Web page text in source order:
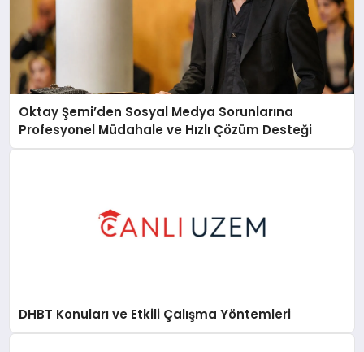
Oktay Şemi’den Sosyal Medya Sorunlarına
Profesyonel Müdahale ve Hızlı Çözüm Desteği
DHBT Konuları ve Etkili Çalışma Yöntemleri